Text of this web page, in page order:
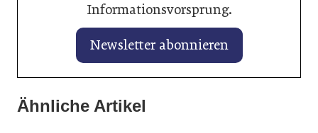
Informationsvorsprung.
Newsletter abonnieren
Ähnliche Artikel
27. Januar 2026
BASF Coatings: Tool zur Berechnung des CO₂-